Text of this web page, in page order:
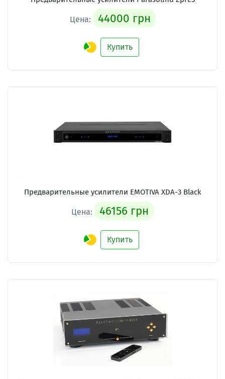
Цена: 44000 грн
Купить
Предварительные усилители EMOTIVA XDA-3 Black
Цена: 46156 грн
Купить